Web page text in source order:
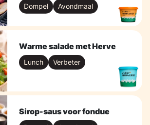
Dompel Avondmaal
Warme salade met Herve
Lunch Verbeter
Sirop-saus voor fondue